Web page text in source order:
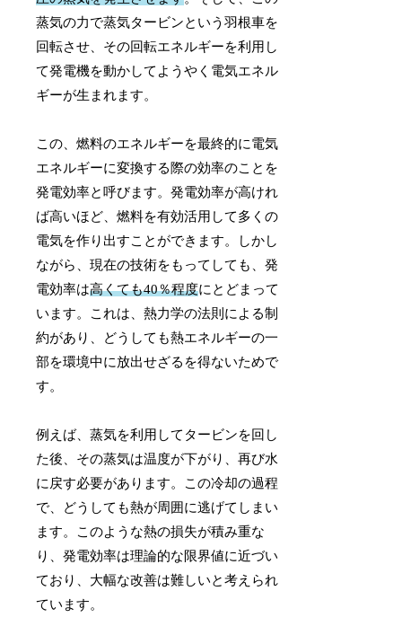
蒸気の力で蒸気タービンという羽根車を
回転させ、その回転エネルギーを利用し
て発電機を動かしてようやく電気エネル
ギーが生まれます。
この、燃料のエネルギーを最終的に電気
エネルギーに変換する際の効率のことを
発電効率と呼びます。発電効率が高けれ
ば高いほど、燃料を有効活用して多くの
電気を作り出すことができます。しかし
ながら、現在の技術をもってしても、発
電効率は高くても40％程度にとどまって
います。これは、熱力学の法則による制
約があり、どうしても熱エネルギーの一
部を環境中に放出せざるを得ないためで
す。
例えば、蒸気を利用してタービンを回し
た後、その蒸気は温度が下がり、再び水
に戻す必要があります。この冷却の過程
で、どうしても熱が周囲に逃げてしまい
ます。このような熱の損失が積み重な
り、発電効率は理論的な限界値に近づい
ており、大幅な改善は難しいと考えられ
ています。